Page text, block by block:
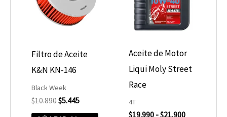
Filtro de Aceite
K&N KN-146
Black Week
$10.890$5.445
Aceite de Motor
Liqui Moly Street
Race
4T
$19.990 -$21.900